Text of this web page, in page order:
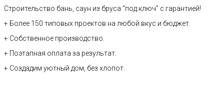
Строительство бань, саун из бруса "под ключ" с гарантией!
+ Более 150 типовых проектов на любой вкус и бюджет.
+ Собственное производство.
+ Поэтапная оплата за результат.
+ Создадим уютный дом, без хлопот.